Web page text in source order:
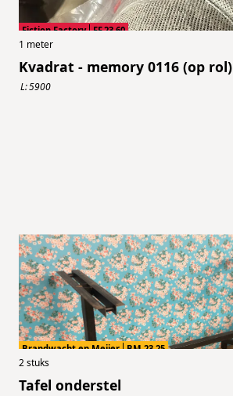
Fiction Factory FF.23.60
1 meter
Kvadrat - memory 0116 (op rol)
L:5900
Brandwacht en Meijer BM.23.25
2stuks
Tafel onderstel